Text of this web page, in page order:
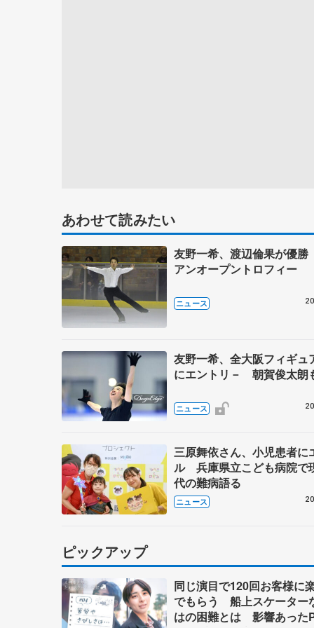
あわせて読みたい
友野一希、渡辺倫果が優
アンオープントロフィー
ニュース
友野一希、全大阪フィギュ
にエントリ－ 朝賀俊太朗
ニュース
三原舞依さん、小児患者に
ル 兵庫県立こども病院で
代の難病語る
ニュース
ピックアップ
同じ演目で120回お客様に
でもらう 船上スケーター
はの困難とは 影響あった